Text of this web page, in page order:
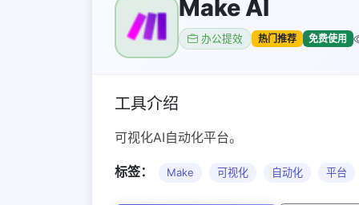
Make AI
办公提效 热门推荐 免费使用
工具介绍
可视化AI自动化平台。
标签： Make 可视化 自动化 平台